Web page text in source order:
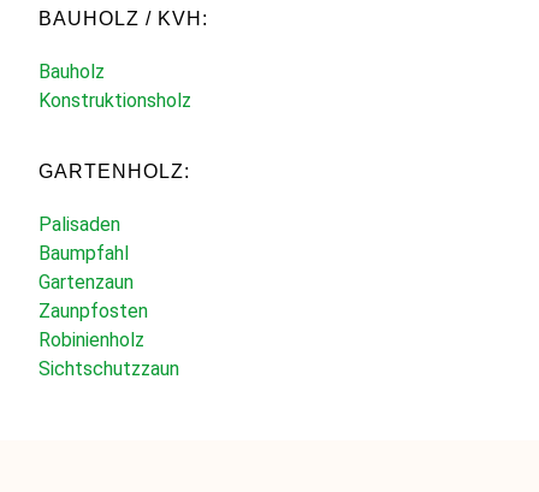
BAUHOLZ / KVH:
Bauholz
Konstruktionsholz
GARTENHOLZ:
Palisaden
Baumpfahl
Gartenzaun
Zaunpfosten
Robinienholz
Sichtschutzzaun